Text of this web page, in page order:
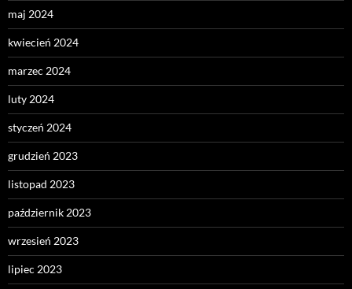
maj 2024
kwiecień 2024
marzec 2024
luty 2024
styczeń 2024
grudzień 2023
listopad 2023
październik 2023
wrzesień 2023
lipiec 2023